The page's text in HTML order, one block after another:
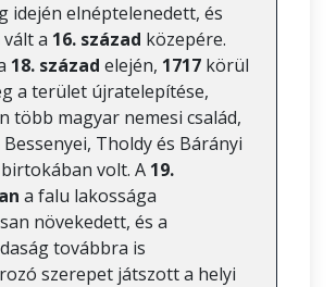
idején elnéptelenedett, és
a 16. század közepére.
18. század elején, 1717 körül
a terület újratelepítése,
több magyar nemesi család,
Tholdy és Bárányi
volt. A 19.
a falu lakossága
növekedett, és a
továbbra is
szerepet játszott a helyi